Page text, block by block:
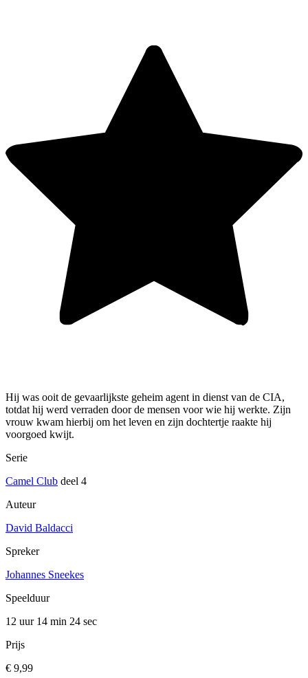
Hij was ooit de gevaarlijkste geheim agent in dienst van de CIA,
totdat hij werd verraden door de mensen voor wie hij werkte. Zijn
vrouw kwam hierbij om het leven en zijn dochtertje raakte hij
voorgoed kwijt.
Serie
Camel Club deel 4
Auteur
David Baldacci
Spreker
Johannes Sneekes
Speelduur
12 uur 14 min 24 sec
Prijs
€ 9,99